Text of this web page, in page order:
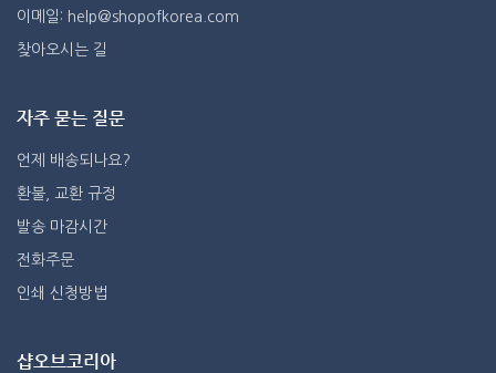
이메일: help@shopofkorea.com
찾아오시는 길
자주 묻는 질문
언제 배송되나요?
환불, 교환 규정
발송 마감시간
전화주문
인쇄 신청방법
샵오브코리아